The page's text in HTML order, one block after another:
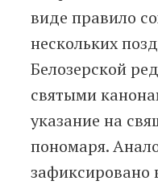
виде правило
нескольких
Белозерской
святыми
указание на
пономаря.
зафиксировано